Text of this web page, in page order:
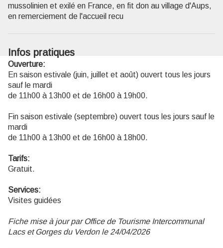
mussolinien et exilé en France, en fit don au village d'Aups,
en remerciement de l'accueil recu
Infos pratiques
Ouverture:
En saison estivale (juin, juillet et août) ouvert tous les jours
sauf le mardi
de 11h00 à 13h00 et de 16h00 à 19h00.
Fin saison estivale (septembre) ouvert tous les jours sauf le
mardi
de 11h00 à 13h00 et de 16h00 à 18h00.
Tarifs:
Gratuit.
Services:
Visites guidées
Fiche mise à jour par Office de Tourisme Intercommunal
Lacs et Gorges du Verdon le 24/04/2026